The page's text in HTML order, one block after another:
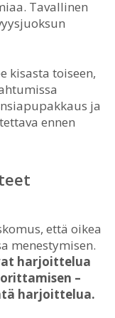
Tavallinen
kisasta toiseen,
ja
ennen
että oikea
menestymisen.
harjoittelua
–
harjoittelua.